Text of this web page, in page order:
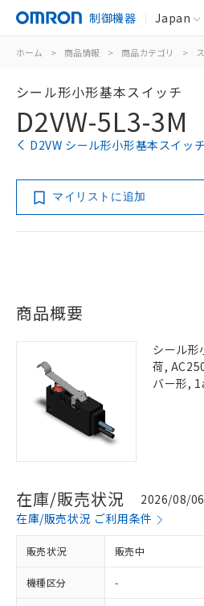
制御機器 Japan
ホーム > 商品情報 > 商品カテゴリ >
シール形小形基本スイッチ
D2VW-5L3-3M
D2VW シール形小形基本スイッ
マイリストに追加
商品概要
シール形
荷,
バー形,
在庫/販売状況
2026/08/
在庫/販売状況 ご利用条件
販売状況 販売中
機種区分 -